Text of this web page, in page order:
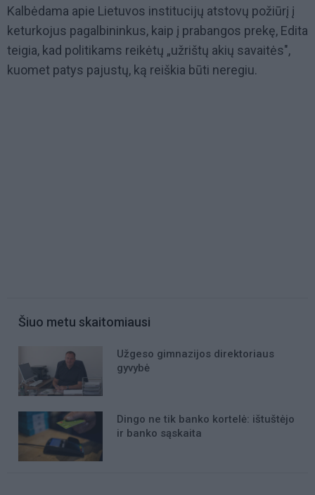
Kalbėdama apie Lietuvos institucijų atstovų požiūrį į
keturkojus pagalbininkus, kaip į prabangos prekę, Edita
teigia, kad politikams reikėtų „užrištų akių savaitės",
kuomet patys pajustų, ką reiškia būti neregiu.
Šiuo metu skaitomiausi
Užgeso gimnazijos direktoriaus
gyvybė
Dingo ne tik banko kortelė: ištuštėjo
ir banko sąskaita